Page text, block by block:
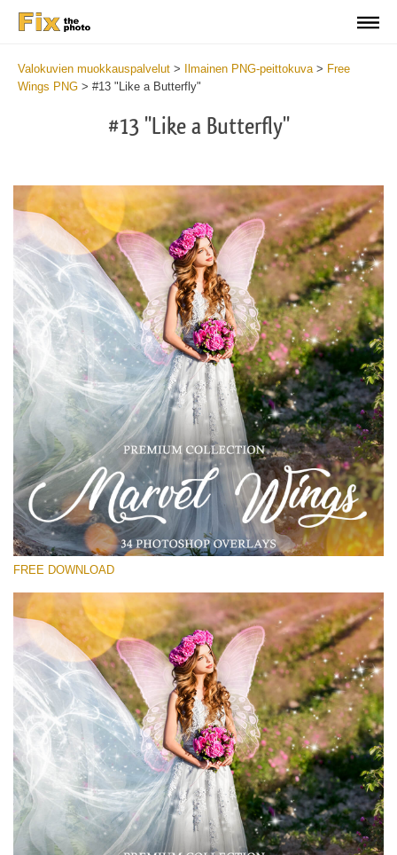
Valokuvien muokkauspalvelut > Ilmainen PNG-peittokuva> Free
Wings PNG > #13 "Like a Butterfly"
#13 "Like a Butterfly"
Please select
Free PNG Overlay #13
Small 800*533px
Marvel Wings
(34 Overlays)
Luxury Wedding
(373 Overlays)
Large 6000*4000px
Entire Collection
(1783 Overlays)
Large 6000*4000px
Free download
FREE DOWNLOAD